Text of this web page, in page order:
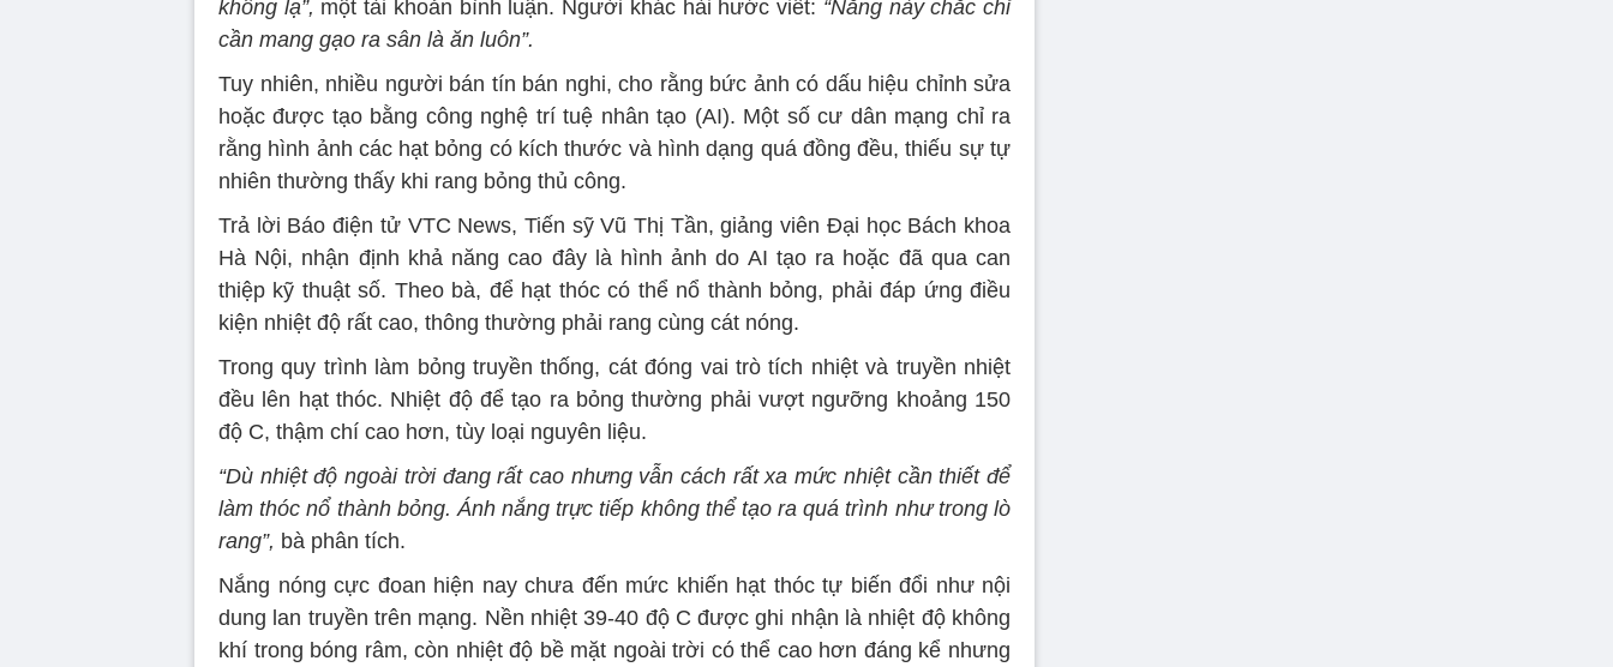
không lạ”, một tài khoản bình luận. Người khác hài hước viết: “Nắng này chắc chỉ
cần mang gạo ra sân là ăn luôn”.
Tuy nhiên, nhiều người bán tín bán nghi, cho rằng bức ảnh có dấu hiệu chỉnh sửa
hoặc được tạo bằng công nghệ trí tuệ nhân tạo (AI). Một số cư dân mạng chỉ ra
rằng hình ảnh các hạt bỏng có kích thước và hình dạng quá đồng đều, thiếu sự tự
nhiên thường thấy khi rang bỏng thủ công.
Trả lời Báo điện tử VTC News, Tiến sỹ Vũ Thị Tần, giảng viên Đại học Bách khoa
Hà Nội, nhận định khả năng cao đây là hình ảnh do AI tạo ra hoặc đã qua can
thiệp kỹ thuật số. Theo bà, để hạt thóc có thể nổ thành bỏng, phải đáp ứng điều
kiện nhiệt độ rất cao, thông thường phải rang cùng cát nóng.
Trong quy trình làm bỏng truyền thống, cát đóng vai trò tích nhiệt và truyền nhiệt
đều lên hạt thóc. Nhiệt độ để tạo ra bỏng thường phải vượt ngưỡng khoảng 150
độ C, thậm chí cao hơn, tùy loại nguyên liệu.
“Dù nhiệt độ ngoài trời đang rất cao nhưng vẫn cách rất xa mức nhiệt cần thiết để
làm thóc nổ thành bỏng. Ánh nắng trực tiếp không thể tạo ra quá trình như trong lò
rang”, bà phân tích.
Nắng nóng cực đoan hiện nay chưa đến mức khiến hạt thóc tự biến đổi như nội
dung lan truyền trên mạng. Nền nhiệt 39-40 độ C được ghi nhận là nhiệt độ không
khí trong bóng râm, còn nhiệt độ bề mặt ngoài trời có thể cao hơn đáng kể nhưng